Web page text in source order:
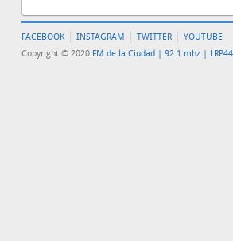
FACEBOOK INSTAGRAM TWITTER
YOUTUBE
Copyright © 2020 FM de la Ciudad | 92.1 mhz |